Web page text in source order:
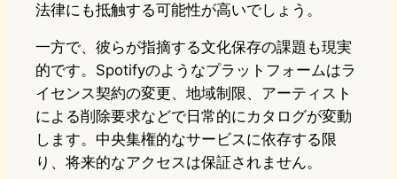
法律にも抵触する可能性が高いでしょう。
一方で、彼らが指摘する文化保存の課題も現実
的です。Spotifyのようなプラットフォームはラ
イセンス契約の変更、地域制限、アーティスト
による削除要求などで日常的にカタログが変動
します。中央集権的なサービスに依存する限
り、将来的なアクセスは保証されません。